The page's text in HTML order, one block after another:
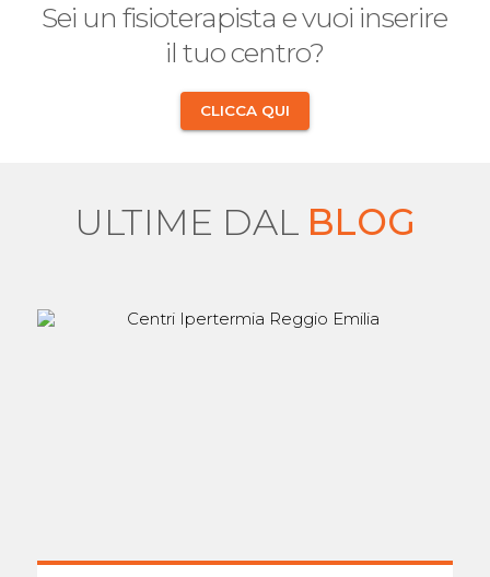
Sei un fisioterapista e vuoi inserire
il tuo centro?
CLICCA QUI
ULTIME DAL BLOG